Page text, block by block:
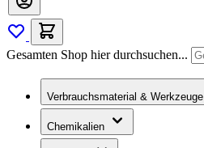
Gesamten Shop hier durchsuchen...
Verbrauchsmaterial & Werkzeuge
Chemikalien